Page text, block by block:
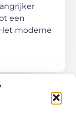
een
moderne